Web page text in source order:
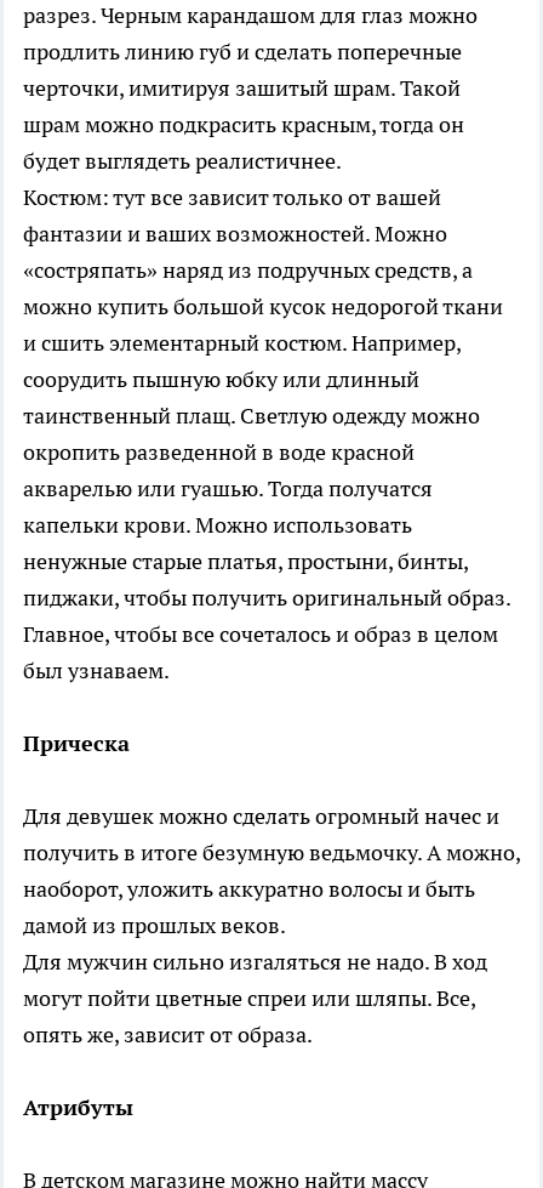
разрез. Черным карандашом для глаз можно
продлить линию губ и сделать поперечные
черточки, имитируя зашитый шрам. Такой
шрам можно подкрасить красным, тогда он
будет выглядеть реалистичнее.
Костюм: тут все зависит только от вашей
фантазии и ваших возможностей. Можно
«состряпать» наряд из подручных средств, а
можно купить большой кусок недорогой ткани
и сшить элементарный костюм. Например,
соорудить пышную юбку или длинный
таинственный плащ. Светлую одежду можно
окропить разведенной в воде красной
акварелью или гуашью. Тогда получатся
капельки крови. Можно использовать
ненужные старые платья, простыни, бинты,
пиджаки, чтобы получить оригинальный образ.
Главное, чтобы все сочеталось и образ в целом
был узнаваем.
Прическа
Для девушек можно сделать огромный начес и
получить в итоге безумную ведьмочку. А можно,
наоборот, уложить аккуратно волосы и быть
дамой из прошлых веков.
Для мужчин сильно изгаляться не надо. В ход
могут пойти цветные спреи или шляпы. Все,
опять же, зависит от образа.
Атрибуты
В детском магазине можно найти массу